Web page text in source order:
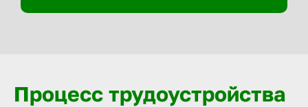
Процесс трудоустройства